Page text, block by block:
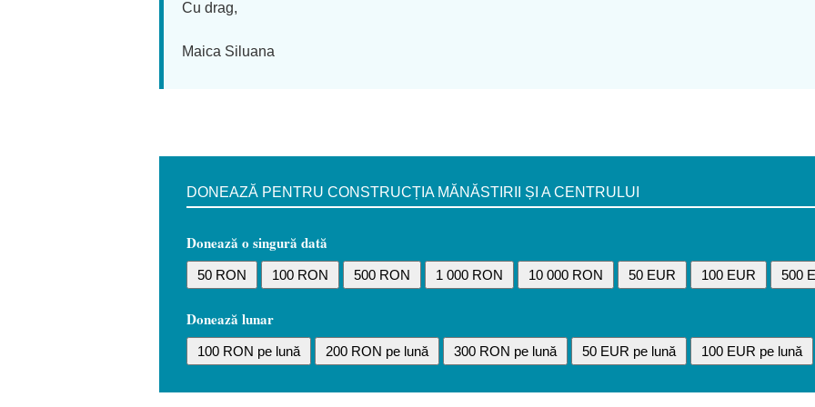
Cu drag,
Maica Siluana
DONEAZĂ PENTRU CONSTRUCȚIA MĂNĂSTIRII ȘI A CENTRULUI
Donează o singură dată
50 RON 100 RON 500 RON 1 000 RON 10 000 RON 50 EUR 100 EUR 500
Donează lunar
100 RON pe lună 200 RON pe lună 300 RON pe lună 50 EUR pe lună 100 EUR pe lună